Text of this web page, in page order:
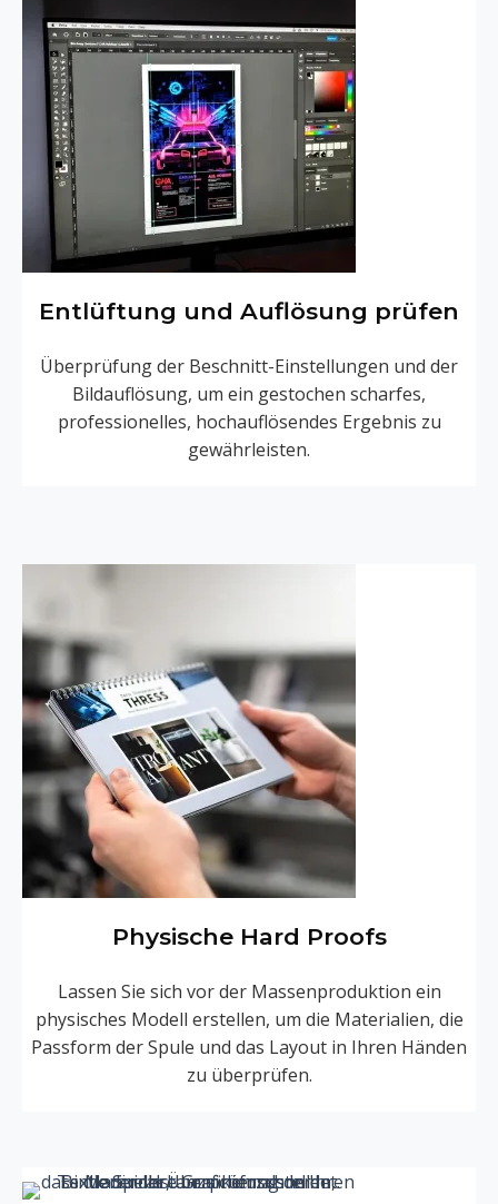
Entlüftung und Auflösung prüfen
Überprüfung der Beschnitt-Einstellungen und der
Bildauflösung, um ein gestochen scharfes,
professionelles, hochauflösendes Ergebnis zu
gewährleisten.
Physische Hard Proofs
Lassen Sie sich vor der Massenproduktion ein
physisches Modell erstellen, um die Materialien, die
Passform der Spule und das Layout in Ihren Händen
zu überprüfen.